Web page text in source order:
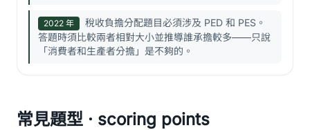
2022 年
稅收負擔分配題目必須涉及 PED 和 PES。
答題時須比較兩者相對大小並推導誰承擔較多——只說
「消費者和生產者分擔」是不夠的。
常見題型 · scoring points